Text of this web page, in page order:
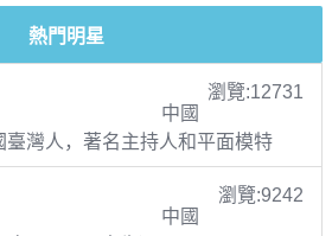
熱門明星
瀏覽:12731
中國
臺灣人，著名主持人和平面模特
瀏覽:9242
中國